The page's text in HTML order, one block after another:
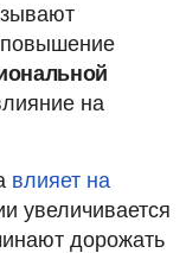
на
влияет на
увеличивается
дорожать